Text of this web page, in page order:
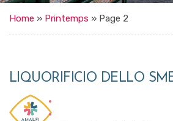
Home » Printemps » Page 2
LIQUORIFICIO DELLO